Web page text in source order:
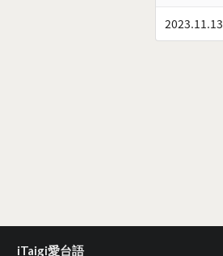
2023.11.13
iTaigi愛台語